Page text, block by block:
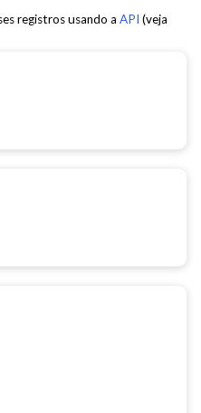
registros usando a API (veja